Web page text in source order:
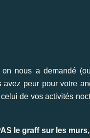
nous a demandé
peur pour votre
de vos activités
le graff sur les